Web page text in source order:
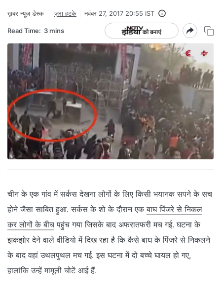
ख़बर न्यूज़ डेस्क ज़रा हटके नवंबर 27, 2017 20:55 IST
Read Time: 3 mins
चीन के एक गांव में सर्कस देखना लोगों के लिए किसी भयानक सपने के सच
होने जैसा साबित हुआ. सर्कस के शो के दौरान एकबाघ पिंजरे से निकल
कर लोगों के बीच पहुंच गया जिसके बाद अफरातफरी मच गई. घटना के
झकझोर देने वाले वीडियो में दिख रहा है कि कैसे बाघ के पिंजरे से निकलने
के बाद वहां उथलपुथल मच गई. इस घटना में दो बच्‍चे घायल हो गए,
हालांकि उन्‍हें मामूली चोटें आई हैं.